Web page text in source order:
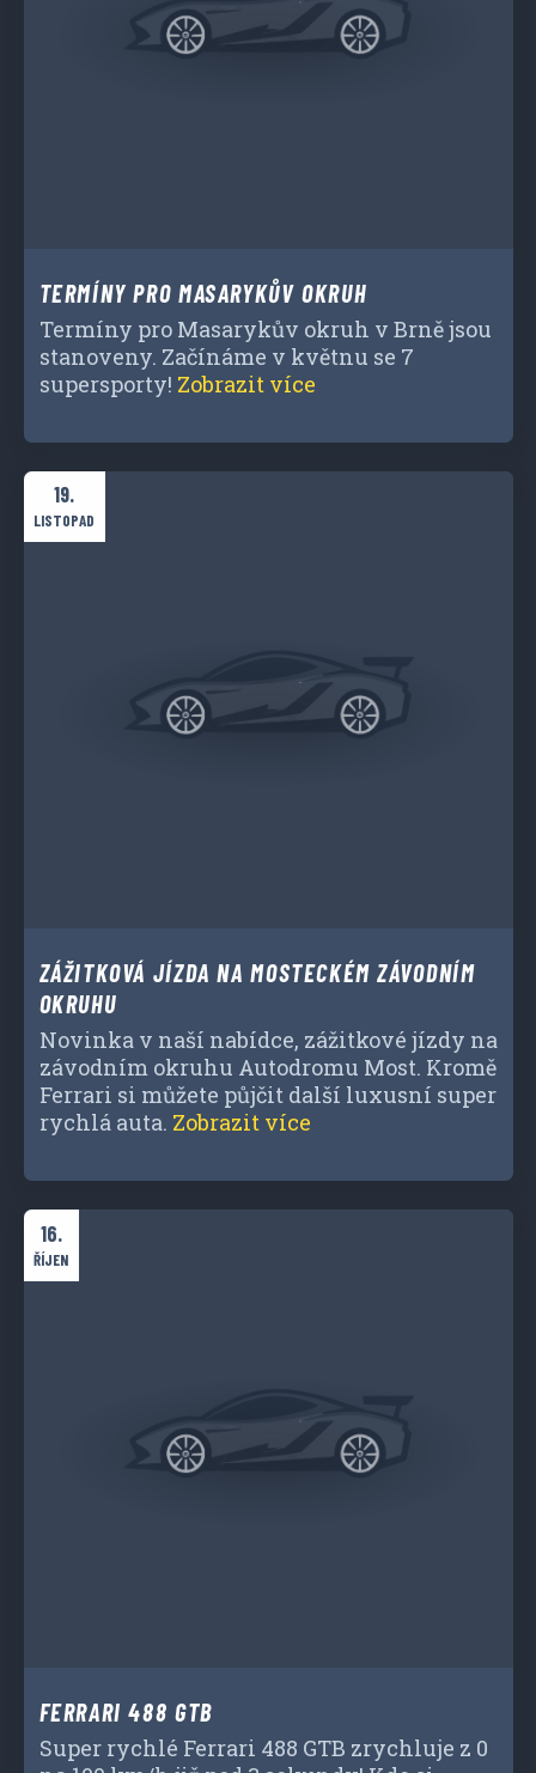
TERMÍNY PRO MASARYKŮV OKRUH
Termíny pro Masarykův okruh v Brně jsou
stanoveny. Začínáme v květnu se 7
supersporty! Zobrazit více
19.
LISTOPAD
ZÁŽITKOVÁ JÍZDA NA MOSTECKÉM ZÁVODNÍM
OKRUHU
Novinka v naší nabídce, zážitkové jízdy na
závodním okruhu Autodromu Most. Kromě
Ferrari si můžete půjčit další luxusní super
rychlá auta. Zobrazit více
16.
ŘÍJEN
FERRARI 488 GTB
Super rychlé Ferrari 488 GTB zrychluje z 0